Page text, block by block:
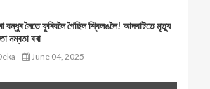
বন্ধুৰ সৈতে ফুৰিবলৈ গৈছিল শ্বিলঙলৈ! আদবাটতে মৃত্যু
নম্ৰতা বৰা
June 04, 2025